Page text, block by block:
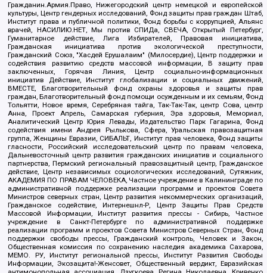
Гражданин.Армия.Право, Нижегородский центр немецкой и европейской
культуры, Центр гендерных исследований, Фонд защиты прав граждан Штаб,
Институт права и публичной политики, Фонд борьбы с коррупцией, Альянс
врачей, НАСИЛИЮ.НЕТ, Мы против СПИДа, СВЕЧА, Открытый Петербург,
Гуманитарное действие, Лига Избирателей, Правовая инициатива,
Гражданская инициатива против экологической преступности,
Гражданский Союз, "Хасдей Ерушалаим" (Милосердие), Центр поддержки и
содействия развитию средств массовой информации, В защиту прав
заключенных, Горячая Линия, Центр социально-информационных
инициатив Действие, Институт глобализации и социальных движений,
ВМЕСТЕ, Благотворительный фонд охраны здоровья и защиты прав
граждан, Благотворительный фонд помощи осужденным и их семьям, Фонд
Тольятти, Новое время, Серебряная тайга, Так-Так-Так, центр Сова, центр
Анна, Проект Апрель, Самарская губерния, Эра здоровья, Мемориал,
Аналитический Центр Юрия Левады, Издательство Парк Гагарина, Фонд
содействия имени Андрея Рылькова, Сфера, Уральская правозащитная
группа, Женщины Евразии, СИБАЛЬТ, Институт прав человека, Фонд защиты
гласности, Российский исследовательский центр по правам человека,
Дальневосточный центр развития гражданских инициатив и социального
партнерства, Пермский региональный правозащитный центр, Гражданское
действие, Центр независимых социологических исследований, Сутяжник,
АКАДЕМИЯ ПО ПРАВАМ ЧЕЛОВЕКА, Частное учреждение в Калининграде по
административной поддержке реализации программ и проектов Совета
Министров северных стран, Центр развития некоммерческих организаций,
Гражданское содействие, Интернешнл-Р, Центр Защиты Прав Средств
Массовой Информации, Институт развития прессы - Сибирь, Частное
учреждение в Санкт-Петербурге по административной поддержке
реализации программ и проектов Совета Министров Северных Стран, Фонд
поддержки свободы прессы, Гражданский контроль, Человек и Закон,
Общественная комиссия по сохранению наследия академика Сахарова,
МЕМО. РУ, Институт региональной прессы, Институт Развития Свободы
Информации, Экозащита!-Женсовет, Общественный вердикт, Евразийская